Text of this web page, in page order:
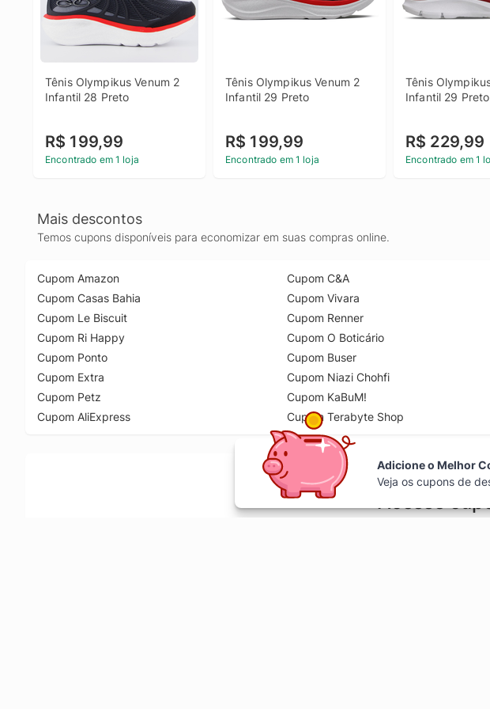
Tênis Olympikus Venum 2
Infantil 28 Preto
R$ 199,99
Encontrado em 1 loja
Tênis Olympikus Venum 2
Infantil 29 Preto
R$ 199,99
Encontrado em 1 loja
Tênis
Infantil 29 Preto
R$ 229,99
Encontrado em 1
Mais descontos
Temos cupons disponíveis para economizar em suas compras online.
Cupom Amazon
Cupom Casas Bahia
Cupom Le Biscuit
Cupom Ri Happy
Cupom Ponto
Cupom Extra
Cupom Petz
Cupom AliExpress
Cupom C&A
Cupom Vivara
Cupom Renner
Cupom O Boticário
Cupom Buser
Cupom Niazi Chohfi
Cupom KaBuM!
Cupom Terabyte Shop
Acesse
Adicione o Melhor
Veja os cupons de